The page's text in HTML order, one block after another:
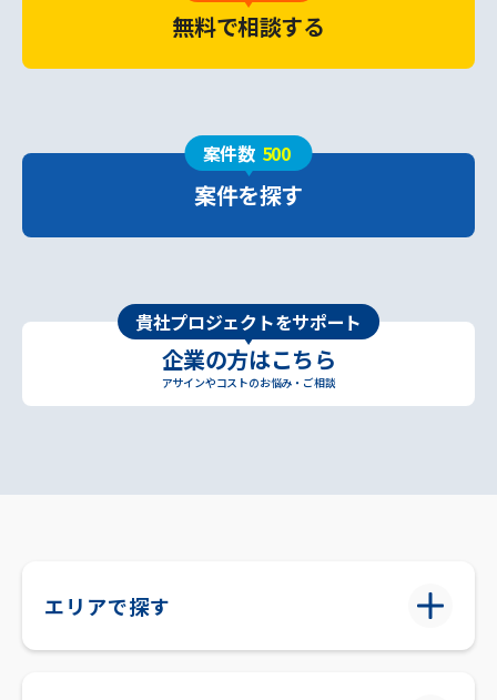
無料で相談する
案件数 500
案件を探す
貴社プロジェクトをサポート
企業の方はこちら
アサインやコストのお悩み・ご相談
エリアで探す